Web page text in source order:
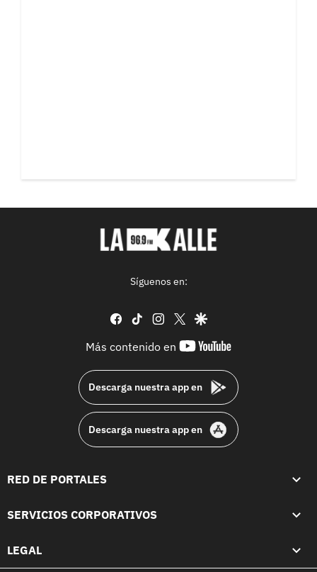
Síguenos en:
facebook
tiktok instagram
twittergoogle
Más contenido en
youtube-
Descarga nuestra app en
Descarga nuestra app en
RED DE PORTALES
SERVICIOS CORPORATIVOS
LEGAL